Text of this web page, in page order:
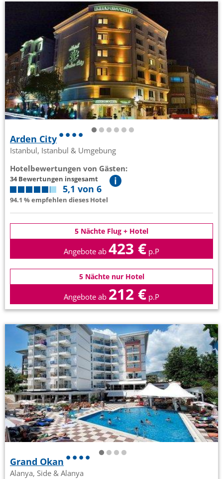
Arden City
Istanbul, Istanbul & Umgebung
Hotelbewertungen von Gästen:
34 Bewertungen insgesamt
5,1 von 6
94.1 % empfehlen dieses Hotel
5 Nächte Flug + Hotel
Angebote ab 423 € p.P
5 Nächte nur Hotel
Angebote ab 212 € p.P
Grand Okan
Alanya, Side & Alanya